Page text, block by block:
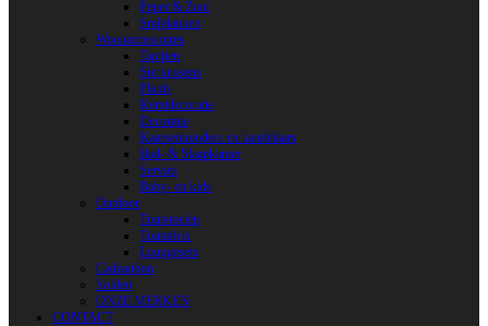
Peper & Zout
Snijplanken
Woonaccessoires
Tapijten
Sierkussens
Plaids
Kerstdecoratie
Decoratie
Kaarsenhouders en kandelaars
Bad- & Slaapkamer
Servies
Baby- en kids
Outdoor
Tuinstoelen
Tuintafels
Loungesets
Cadeaubon
Solden
ONZE MERKEN
CONTACT